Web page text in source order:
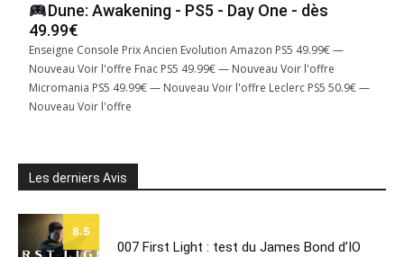
Dune: Awakening - PS5 - Day One - dès
49.99€
Enseigne Console Prix Ancien Evolution Amazon PS5 49.99€ —
Nouveau Voir l'offre Fnac PS5 49.99€ — Nouveau Voir l'offre
Micromania PS5 49.99€ — Nouveau Voir l'offre Leclerc PS5 50.9€ —
Nouveau Voir l'offre
Les derniers Avis
8.5
007 First Light : test du James Bond d’IO